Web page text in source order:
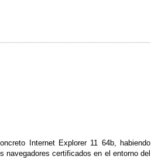
Internet Explorer 11 64b, habiendo
navegadores certificados en el entorno del